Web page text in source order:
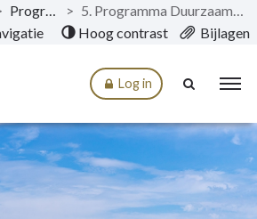
Programma’s >
5. Programma Duurzaamheid, Water en Groen
Hoog contrast Bijlagen
Log in